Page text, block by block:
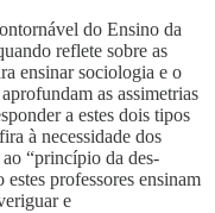
do Ensino da
reflete sobre as
ensinar sociologia e o
as assimetrias
a estes dois tipos
à necessidade dos
“princípio da des-
professores ensinam
e